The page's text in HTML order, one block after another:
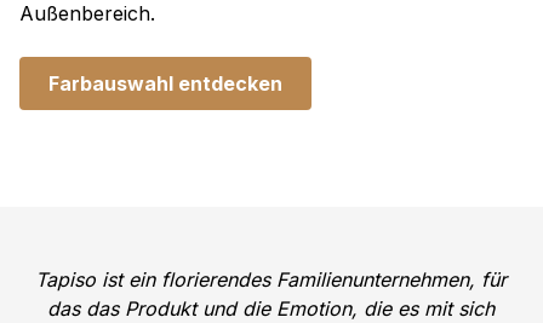
Außenbereich.
Farbauswahl entdecken
Tapiso ist ein florierendes Familienunternehmen, für
das das Produkt und die Emotion, die es mit sich